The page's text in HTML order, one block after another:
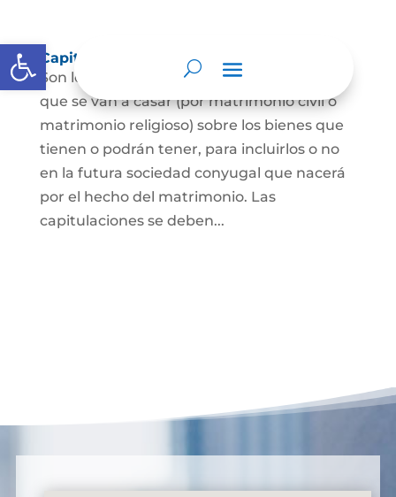
Abrir barra de herramientas
Capitulaciones Matrimoniales
Son los acuerdos que hacen las personas
que se van a casar (por matrimonio civil o
matrimonio religioso) sobre los bienes que
tienen o podrán tener, para incluirlos o no
en la futura sociedad conyugal que nacerá
por el hecho del matrimonio. Las
capitulaciones se deben...